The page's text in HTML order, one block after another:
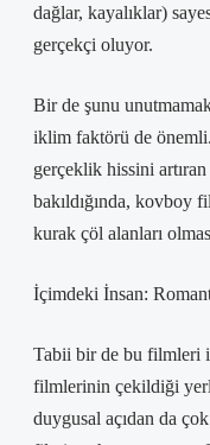
dağlar, kayalıklar)
gerçekçi oluyor.
Bir de şunu
iklim faktörü de
gerçeklik hissini
bakıldığında, kovboy
kurak çöl alanları
İçimdeki İnsan:
Tabii bir de bu filmleri
filmlerinin çekildiği
duygusal açıdan da